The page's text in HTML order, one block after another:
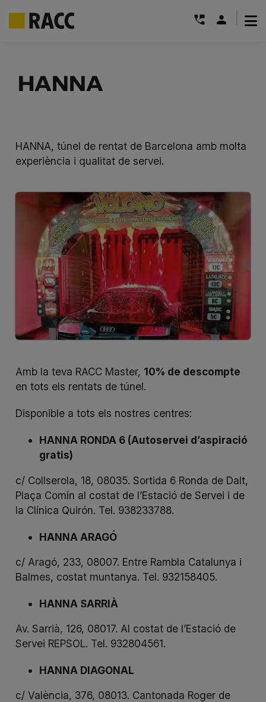
contentHANNA
HANNA, túnel de rentat de Barcelona amb molta
experiència i qualitat de servei.
Amb la teva RACC Master, 10% de descompte
en tots els rentats de túnel.
Disponible a tots els nostres centres:
HANNA RONDA 6 (Autoservei d’aspiració
gratis)
c/ Collserola, 18, 08035. Sortida 6 Ronda de Dalt,
Plaça Comín al costat de l’Estació de Servei i de
la Clínica Quirón. Tel. 938233788.
HANNA ARAGÓ
c/ Aragó, 233, 08007. Entre Rambla Catalunya i
Balmes, costat muntanya. Tel. 932158405.
HANNA SARRIÀ
Av. Sarrià, 126, 08017. Al costat de l’Estació de
Servei REPSOL. Tel. 932804561.
HANNA DIAGONAL
c/ València, 376, 08013. Cantonada Roger de